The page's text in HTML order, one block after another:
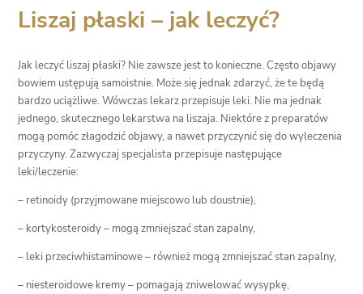
Liszaj płaski – jak leczyć?
Jak leczyć liszaj płaski? Nie zawsze jest to konieczne. Często objawy
bowiem ustępują samoistnie. Może się jednak zdarzyć, że te będą
bardzo uciążliwe. Wówczas lekarz przepisuje leki. Nie ma jednak
jednego, skutecznego lekarstwa na liszaja. Niektóre z preparatów
mogą pomóc złagodzić objawy, a nawet przyczynić się do wyleczenia
przyczyny. Zazwyczaj specjalista przepisuje następujące
leki/leczenie:
– retinoidy (przyjmowane miejscowo lub doustnie),
– kortykosteroidy – mogą zmniejszać stan zapalny,
– leki przeciwhistaminowe – również mogą zmniejszać stan zapalny,
– niesteroidowe kremy – pomagają zniwelować wysypkę,